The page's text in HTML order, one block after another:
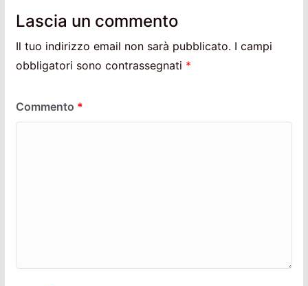
Lascia un commento
Il tuo indirizzo email non sarà pubblicato. I campi
obbligatori sono contrassegnati *
Commento *